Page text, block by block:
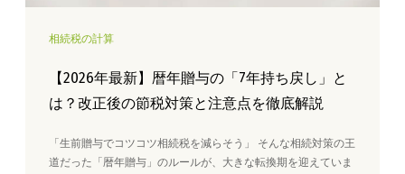
相続税の計算
【2026年最新】暦年贈与の「7年持ち戻し」と
は？改正後の節税対策と注意点を徹底解説
「生前贈与でコツコツ相続税を減らそう」 そんな相続対策の王
道だった「暦年贈与」のルールが、大きな転換期を迎えていま